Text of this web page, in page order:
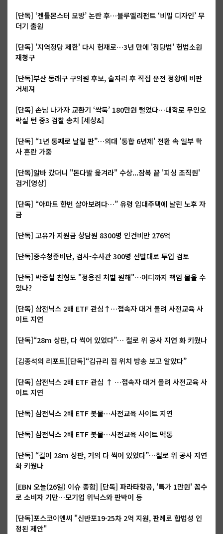
[단독] ‘젠틀몬스터 모방’ 논란 후…블루엘리펀트 ‘비밀 디자인’ 무
더기 출원
[단독] '지역정당 제한' 다시 헌재로…3년 만에 '정당법' 헌법소원
재청구
[단독]부산 동래구 구의원 후보, 술자리 후 직접 운전 정황에 비판
거세져
[단독] 손님 나가자 교환기 ‘싹둑’ 180만원 털었다…대학로 무인오
락실 턴 중3 검찰 송치 [세상&]
[단독] “1년 통째로 날릴 판”…의대 '통합 6년제' 전환 속 일부 학
사 혼란 가중
[단독]알바 갔더니 "돈다발 옮겨라" 수상...잠복 끝 '피싱 조직원'
검거[영상]
[단독] “아파트 한번 살아보려다…” 유령 임대주택에 날린 노후 자
금
[단독] 고유가 지원금 상담원 8300명 인건비만 276억
[단독]중수청준비단, 검사-수사관 300명 선발대로 투입 검토
[단독] 박종철 친형도 "정용진 처벌 원해"…어디까지 책임 물을 수
있나?
[단독] 삼전닉스 2배 ETF 관심↑…접속자 대거 몰려 사전교육 사
이트 지연
[단독]“28m 상판, 다 썩어 있었다”… 철로 위 공사 지연 화 키웠나
[김종석의 리포트][단독]“김규리 집 위치 방송 보고 알았다”
[단독] 삼전닉스 2배 ETF 관심 ↑ …접속자 대거 몰려 사전교육 사
이트 지연
[단독] 삼전닉스 2배 ETF 봇물…사전교육 사이트 지연
[단독] 삼전닉스 2배 ETF 봇물…사전교육 사이트 먹통
[단독] “길이 28m 상판, 거의 다 썩어 있었다”…철로 위 공사 지연
화 키웠나
[EBN 오늘(26일) 이슈 종합] [단독] 파라타항공, '특가 1만원' 꼼수
로 소비자 기만…모기업 위닉스와 판박이 등
[단독]포스코이앤씨 "신반포19·25차 2억 지원, 판례로 합법성 인
정된 제안"